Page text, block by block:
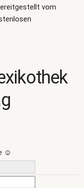
vom
☺